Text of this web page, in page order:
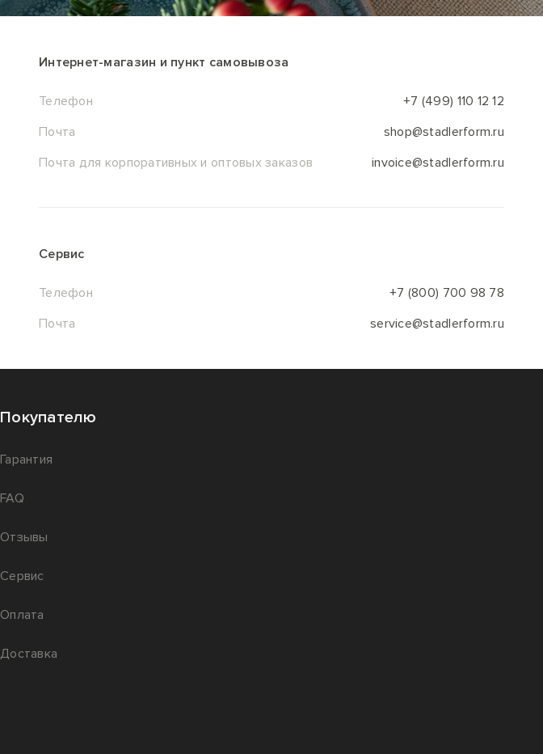
Покупателю
Гарантия
FAQ
Отзывы
Сервис
Оплата
Доставка
Интернет-магазин и пункт самовывоза
Телефон
+7 (499) 110 12 12
Почта
shop@stadlerform.ru
Почта для корпоративных и оптовых заказов
invoice@stadlerform.ru
Сервис
Телефон
+7 (800) 700 98 78
Почта
service@stadlerform.ru